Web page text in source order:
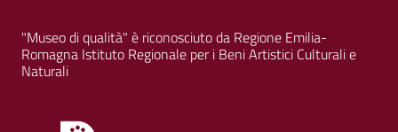
"Museo di qualità" è riconosciuto da Regione Emilia-
Romagna Istituto Regionale per i Beni Artistici Culturali e
Naturali